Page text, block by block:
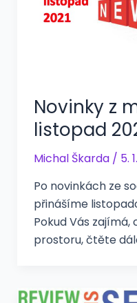
Novinky z
listopad
Michal Škarda / 5.
Po novinkách ze
přinášíme
Pokud Vás zajímá,
prostoru, čtěte